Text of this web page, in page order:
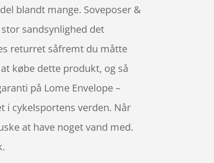
blandt mange. Soveposer &
sandsynlighed det
returret såfremt du måtte
købe dette produkt, og så
på Lome Envelope –
i cykelsportens verden. Når
at have noget vand med.